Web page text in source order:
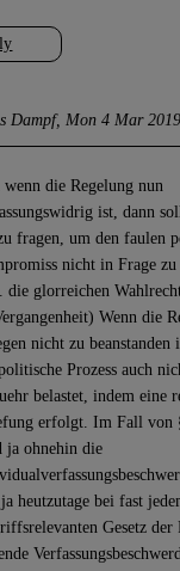
Dampf Mon 4 Mar
wenn die Regelung nun
ist, dann
fragen, um den faulen
nicht in Frage zu
die glorreichen
Wenn die
nicht zu beanstanden
Prozess auch
belastet, indem eine
erfolgt. Im Fall von
ja ohnehin die
heutzutage bei fast
Gesetz der